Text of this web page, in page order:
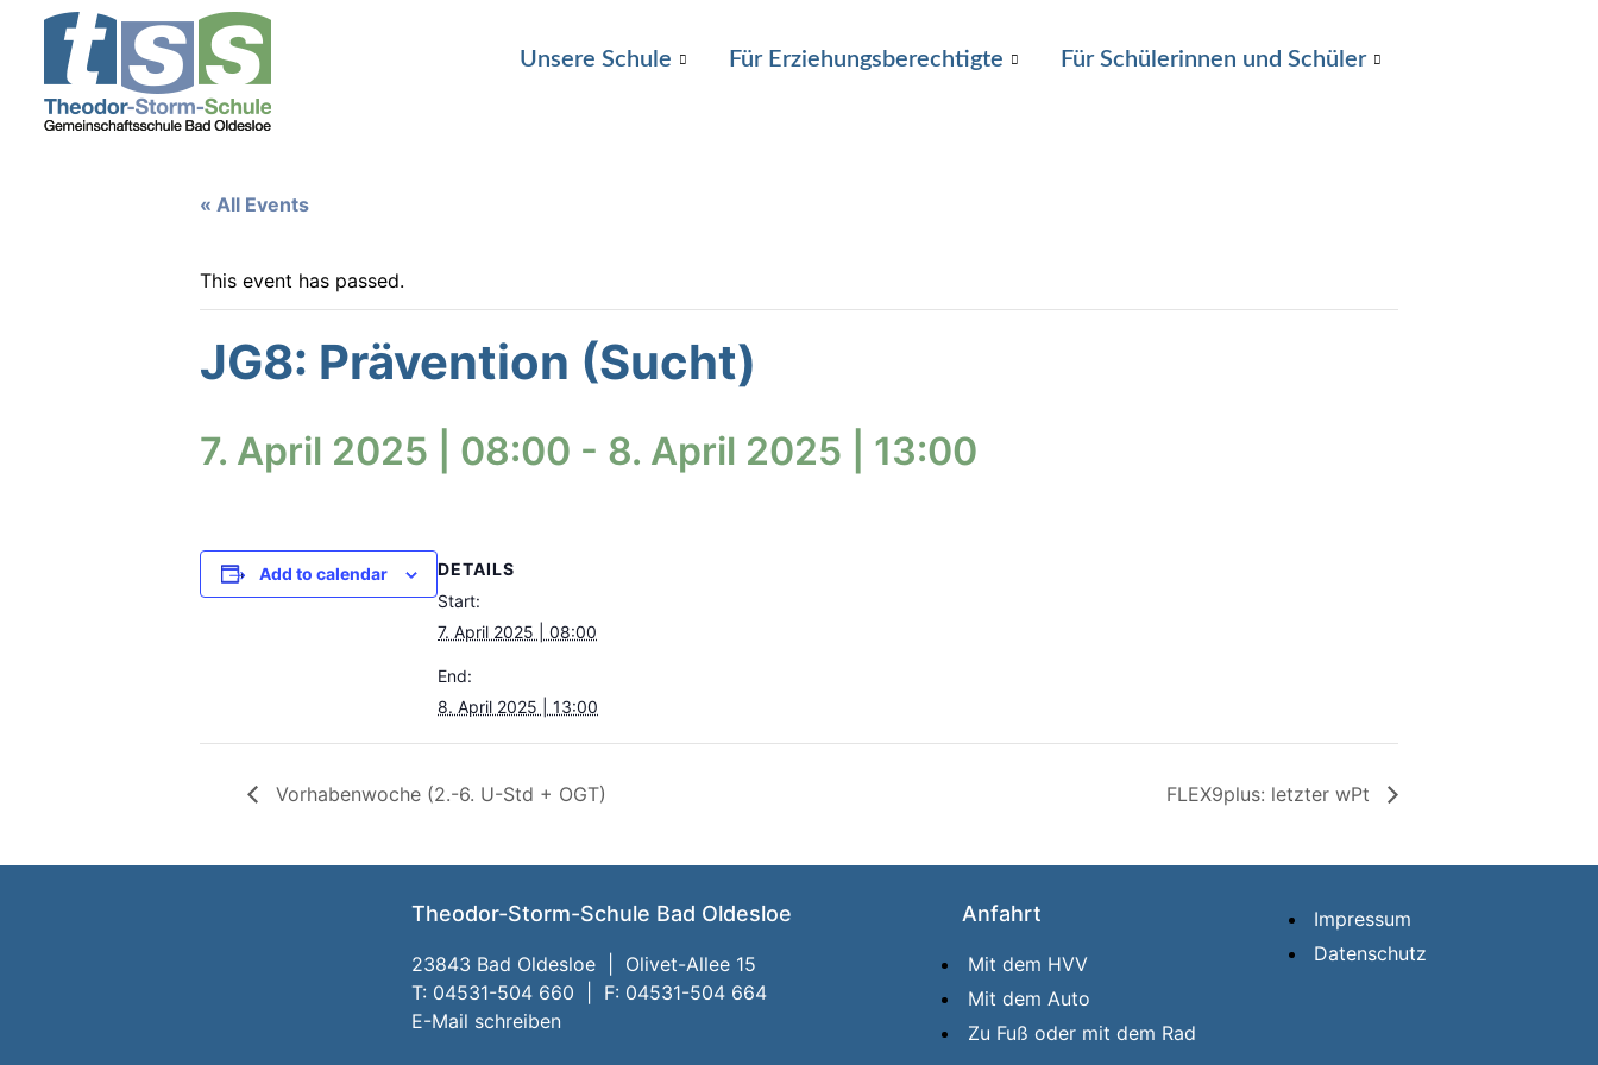
Unsere Schule Für Erziehungsberechtigte Für Schülerinnen und Schüler
« All Events
This event has passed.
JG8: Prävention (Sucht)
7. April 2025 | 08:00 - 8. April 2025 | 13:00
Add to calendar
DETAILS
Start:
7. April 2025 | 08:00
End:
8. April 2025 | 13:00
Vorhabenwoche (2.-6. U-Std + OGT) FLEX9plus: letzter wPt
Theodor-Storm-Schule Bad Oldesloe
23843 Bad Oldesloe | Olivet-Allee 15
T: 04531-504 660 | F: 04531-504 664
E-Mail schreiben
Anfahrt
Mit dem HVV
Mit dem Auto
Zu Fuß oder mit dem Rad
Impressum
Datenschutz